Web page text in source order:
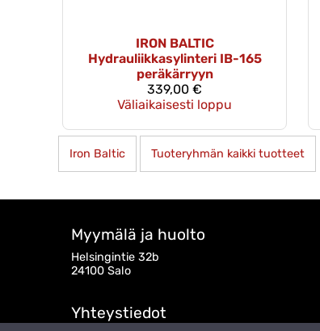
IRON BALTIC
Hydrauliikkasylinteri IB-165
peräkärryyn
339,00 €
Väliaikaisesti loppu
Iron Baltic Tuoteryhmän kaikki tuotteet
Myymälä ja huolto
Helsingintie 32b
24100 Salo
Yhteystiedot